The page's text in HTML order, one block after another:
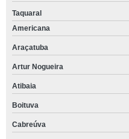
Taquaral
Americana
Araçatuba
Artur Nogueira
Atibaia
Boituva
Cabreúva